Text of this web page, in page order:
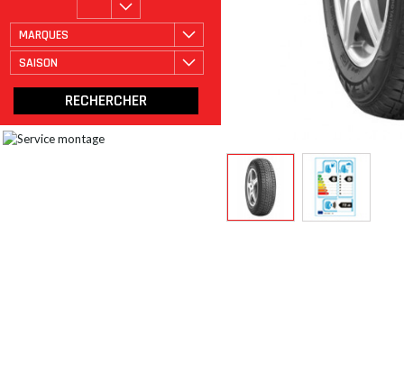
MARQUES
SAISON